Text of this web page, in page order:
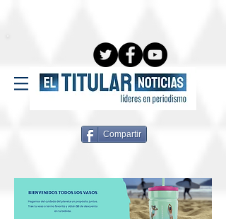
Compartir